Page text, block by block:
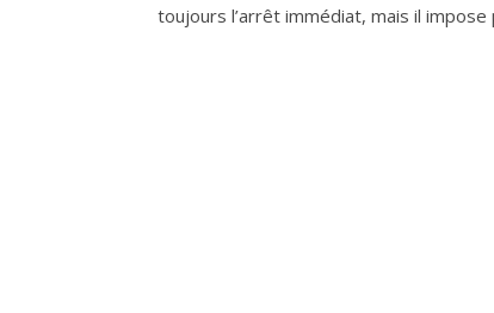
toujours l’arrêt immédiat, mais il